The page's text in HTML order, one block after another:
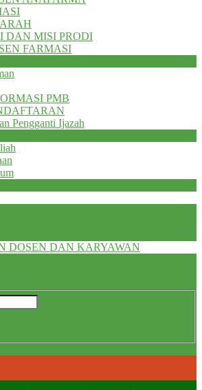
DAN MISI PRODI
FARMASI
PMB
Pengganti Ijazah
DOSEN DAN KARYAWAN